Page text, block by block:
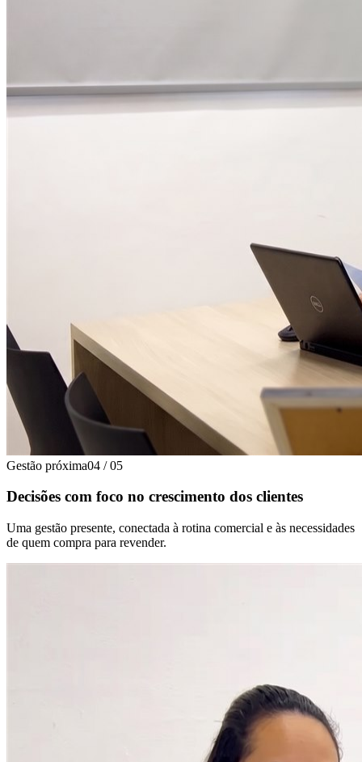
Gestão próxima04 / 05
Decisões com foco no crescimento dos clientes
Uma gestão presente, conectada à rotina comercial e às necessidades
de quem compra para revender.